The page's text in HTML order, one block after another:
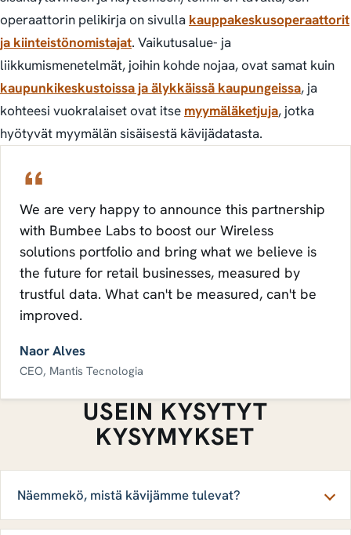
operaattorin pelikirja on sivulla kauppakeskusoperaattorit
ja kiinteistönomistajat. Vaikutusalue- ja
liikkumismenetelmät, joihin kohde nojaa, ovat samat kuin
kaupunkikeskustoissa ja älykkäissä kaupungeissa, ja
kohteesi vuokralaiset ovat itse myymäläketjuja, jotka
hyötyvät myymälän sisäisestä kävijädatasta.
We are very happy to announce this partnership
with Bumbee Labs to boost our Wireless
solutions portfolio and bring what we believe is
the future for retail businesses, measured by
trustful data. What can't be measured, can't be
improved.
Naor Alves
CEO, Mantis Tecnologia
USEIN KYSYTYT
KYSYMYKSET
Näemmekö, mistä kävijämme tulevat?